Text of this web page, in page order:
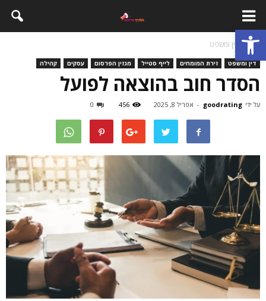
פתח סרגל נגישות
בית דין ומשפט
דין ומשפט זירת המומחים לייף סטייל מגזין הפרסום עסקים קהילה
הסדר חוב בהוצאה לפועל
על ידי goodrating
- אפריל 8, 2025 456
0